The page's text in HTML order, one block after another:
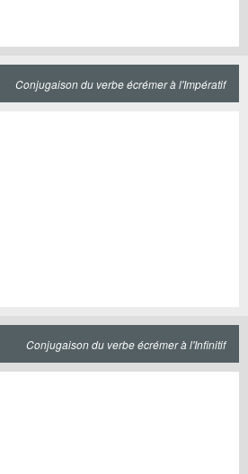
Conjugaison du verbe écrémer à l'Impératif
Conjugaison du verbe écrémer à l'Infinitif